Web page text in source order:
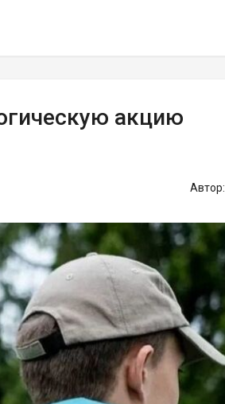
акцию
Автор: